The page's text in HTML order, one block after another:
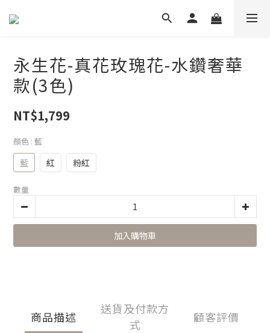
永生花-真花玫瑰花-水鑽奢華
款(3色)
NT$1,799
顏色 : 藍
藍 紅 粉紅
數量
加入購物車
商品描述
送貨及付款方
式
顧客評價